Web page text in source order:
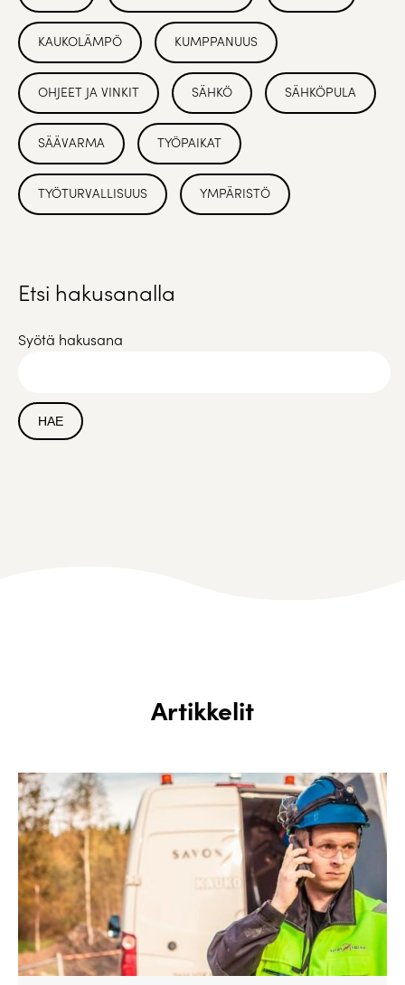
KAUKOLÄMPÖ KUMPPANUUS
OHJEET JA VINKIT SÄHKÖ SÄHKÖPULA
SÄÄVARMA TYÖPAIKAT
TYÖTURVALLISUUS YMPÄRISTÖ
Etsi hakusanalla
Syötä hakusana
Artikkelit